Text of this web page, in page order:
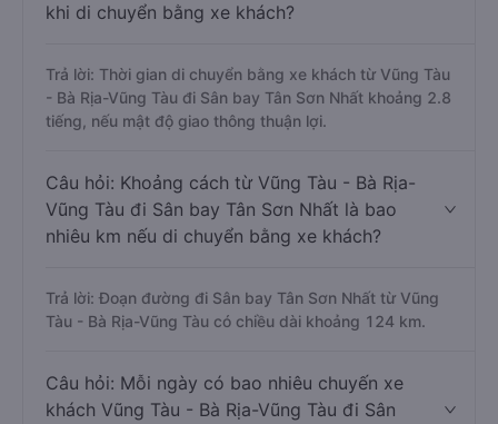
khi di chuyển bằng xe khách?
Trả lời: Thời gian di chuyển bằng xe khách từ Vũng Tàu
- Bà Rịa-Vũng Tàu đi Sân bay Tân Sơn Nhất khoảng 2.8
tiếng, nếu mật độ giao thông thuận lợi.
Câu hỏi: Khoảng cách từ Vũng Tàu - Bà Rịa-
Vũng Tàu đi Sân bay Tân Sơn Nhất là bao
nhiêu km nếu di chuyển bằng xe khách?
Trả lời: Đoạn đường đi Sân bay Tân Sơn Nhất từ Vũng
Tàu - Bà Rịa-Vũng Tàu có chiều dài khoảng 124 km.
Câu hỏi: Mỗi ngày có bao nhiêu chuyến xe
khách Vũng Tàu - Bà Rịa-Vũng Tàu đi Sân